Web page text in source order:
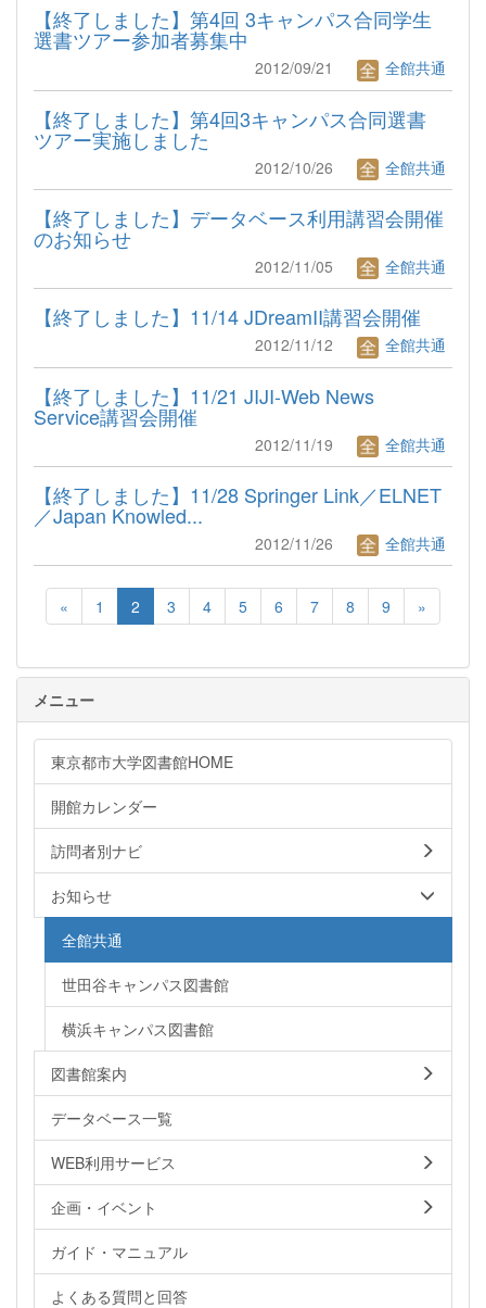
【終了しました】第4回 3キャンパス合同学生
選書ツアー参加者募集中
2012/09/21 全館共通
【終了しました】第4回3キャンパス合同選書
ツアー実施しました
2012/10/26 全館共通
【終了しました】データベース利用講習会開催
のお知らせ
2012/11/05 全館共通
【終了しました】11/14 JDreamII講習会開催
2012/11/12 全館共通
【終了しました】11/21 JIJI-Web News
Service講習会開催
2012/11/19 全館共通
【終了しました】11/28 Springer Link／ELNET
／Japan Knowled...
2012/11/26 全館共通
« 1 2 3 4 5 6 7 8 9 »
メニュー
東京都市大学図書館HOME
開館カレンダー
訪問者別ナビ
お知らせ
全館共通
世田谷キャンパス図書館
横浜キャンパス図書館
図書館案内
データベース一覧
WEB利用サービス
企画・イベント
ガイド・マニュアル
よくある質問と回答